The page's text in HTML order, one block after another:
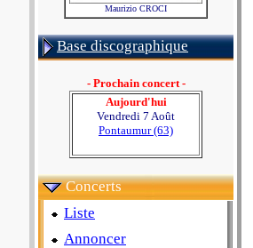
Maurizio CROCI
Base discographique
- Prochain concert -
Aujourd'hui
Vendredi 7 Août
Pontaumur (63)
Concerts
Liste
Annoncer